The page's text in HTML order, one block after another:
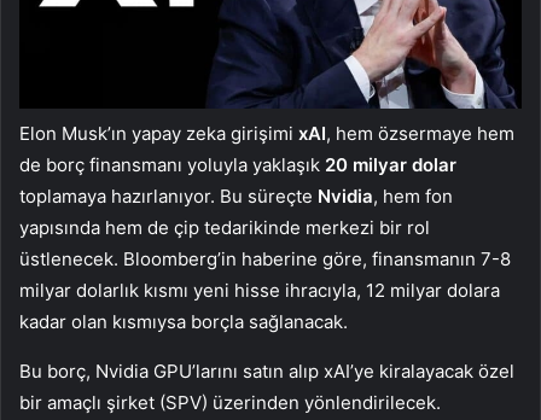
Elon Musk’ın yapay zeka girişimi xAI, hem özsermaye hem
de borç finansmanı yoluyla yaklaşık 20 milyar dolar
toplamaya hazırlanıyor. Bu süreçte Nvidia, hem fon
yapısında hem de çip tedarikinde merkezi bir rol
üstlenecek. Bloomberg’in haberine göre, finansmanın 7-8
milyar dolarlık kısmı yeni hisse ihracıyla, 12 milyar dolara
kadar olan kısmıysa borçla sağlanacak.
Bu borç, Nvidia GPU’larını satın alıp xAI’ye kiralayacak özel
bir amaçlı şirket (SPV) üzerinden yönlendirilecek.